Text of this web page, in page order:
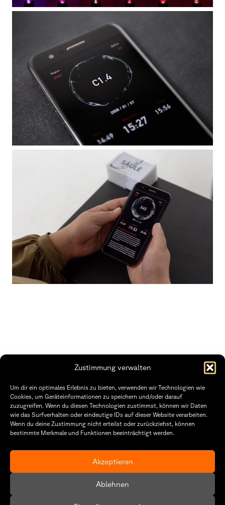
Zustimmung verwalten
Um dir ein optimales Erlebnis zu bieten, verwenden wir Technologien wie
Cookies, um Geräteinformationen zu speichern und/oder darauf
zuzugreifen. Wenn du diesen Technologien zustimmst, können wir Daten
wie das Surfverhalten oder eindeutige IDs auf dieser Website verarbeiten.
Wenn du deine Zustimmung nicht erteilst oder zurückziehst, können
bestimmte Merkmale und Funktionen beeinträchtigt werden.
Akzeptieren
Ablehnen
THWS | Fakultät Gestaltung Würzburg
Technische Hochschule
Würzburg-Schweinfurt
Sanderheinrichsleitenweg 20
tel: +49 931 35 11 93 02
Öffnungszeiten Dekanat
Montag – Freitag
8:30 – 12:00
8:30 – 15:30
Datenschutzerklärung